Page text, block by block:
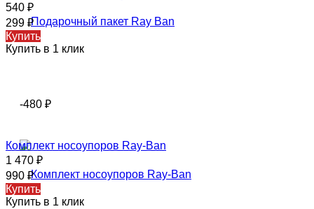
540 ₽
299 ₽
Купить
Купить в 1 клик
-480 ₽
Комплект носоупоров Ray-Ban
1 470 ₽
990 ₽
Купить
Купить в 1 клик